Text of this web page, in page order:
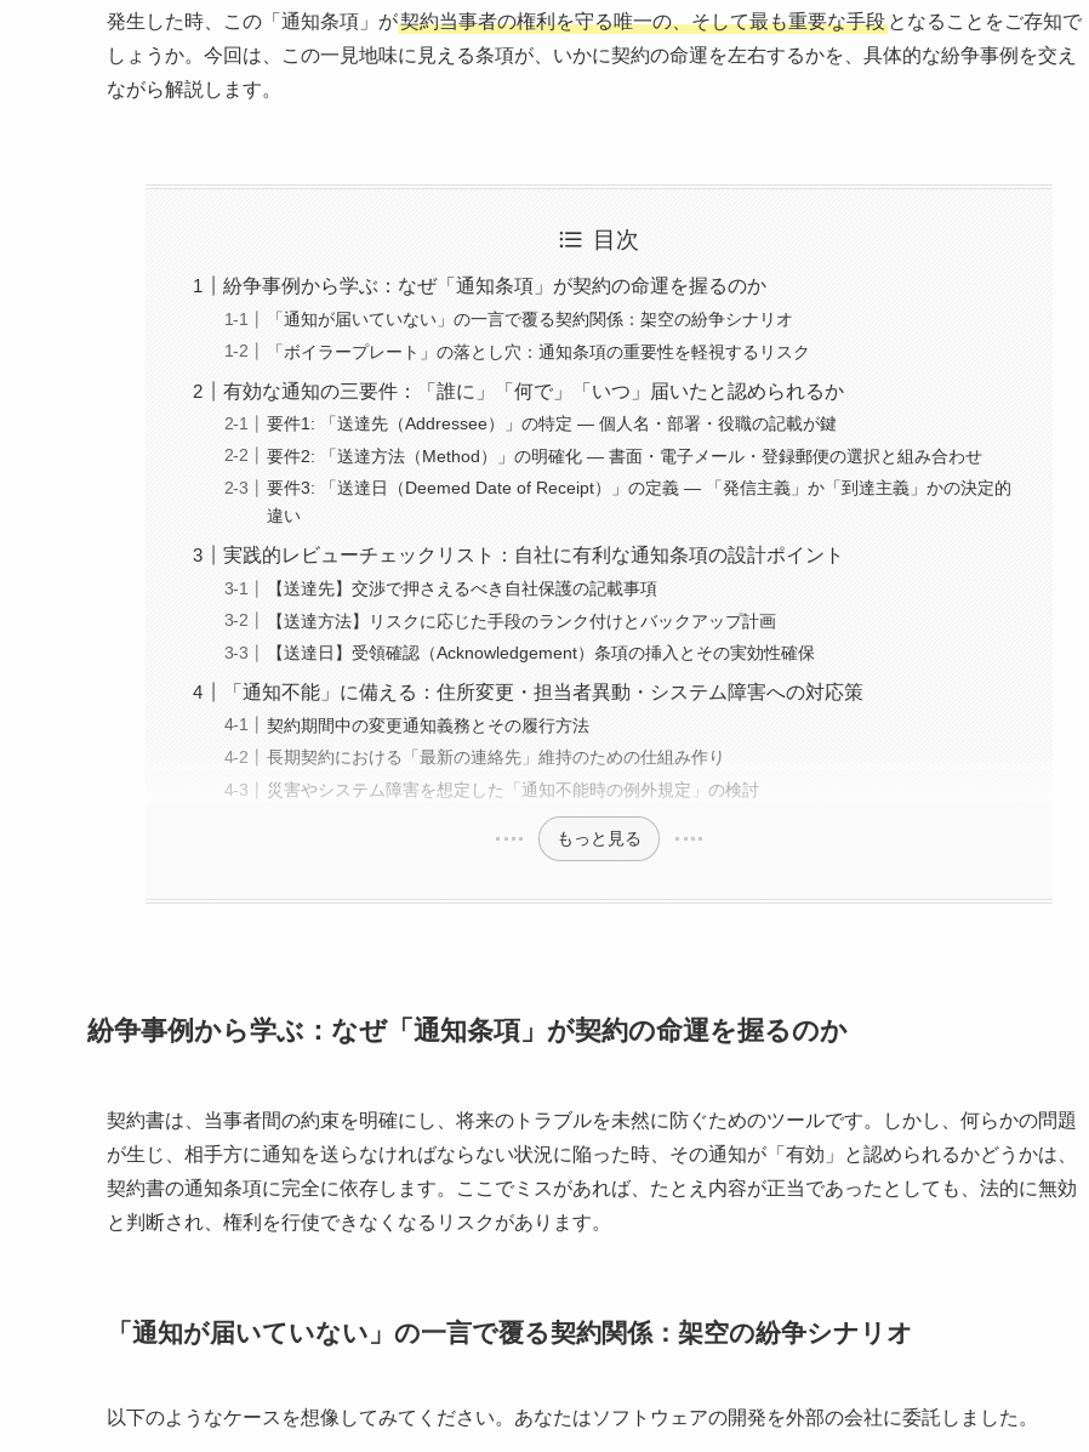
発生した時、この「通知条項」が契約当事者の権利を守る唯一の、そして最も重要な手段 となることをご存知で
しょうか。今回は、この一見地味に見える条項が、いかに契約の命運を左右するかを、具体的な紛争事例を交え
ながら解説します。
目次
紛争事例から学ぶ：なぜ「通知条項」が契約の命運を握るのか
「通知が届いていない」の一言で覆る契約関係：架空の紛争シナリオ
「ボイラープレート」の落とし穴：通知条項の重要性を軽視するリスク
有効な通知の三要件：「誰に」「何で」「いつ」届いたと認められるか
要件1: 「送達先（Addressee）」の特定 ― 個人名・部署・役職の記載が鍵
要件2: 「送達方法（Method）」の明確化 ― 書面・電子メール・登録郵便の選択と組み合わせ
要件3: 「送達日（Deemed Date of Receipt）」の定義 ― 「発信主義」か「到達主義」かの決定的
違い
実践的レビューチェックリスト：自社に有利な通知条項の設計ポイント
【送達先】交渉で押さえるべき自社保護の記載事項
【送達方法】リスクに応じた手段のランク付けとバックアップ計画
【送達日】受領確認（Acknowledgement）条項の挿入とその実効性確保
「通知不能」に備える：住所変更・担当者異動・システム障害への対応策
契約期間中の変更通知義務とその履行方法
長期契約における「最新の連絡先」維持のための仕組み作り
災害やシステム障害を想定した「通知不能時の例外規定」の検討
もっと見る
紛争事例から学ぶ：なぜ「通知条項」が契約の命運を握るのか
契約書は、当事者間の約束を明確にし、将来のトラブルを未然に防ぐためのツールです。しかし、何らかの問題
が生じ、相手方に通知を送らなければならない状況に陥った時、その通知が「有効」と認められるかどうかは、
契約書の通知条項に完全に依存します。ここでミスがあれば、たとえ内容が正当であったとしても、法的に無効
と判断され、権利を行使できなくなるリスクがあります。
「通知が届いていない」の一言で覆る契約関係：架空の紛争シナリオ
以下のようなケースを想像してみてください。あなたはソフトウェアの開発を外部の会社に委託しました。